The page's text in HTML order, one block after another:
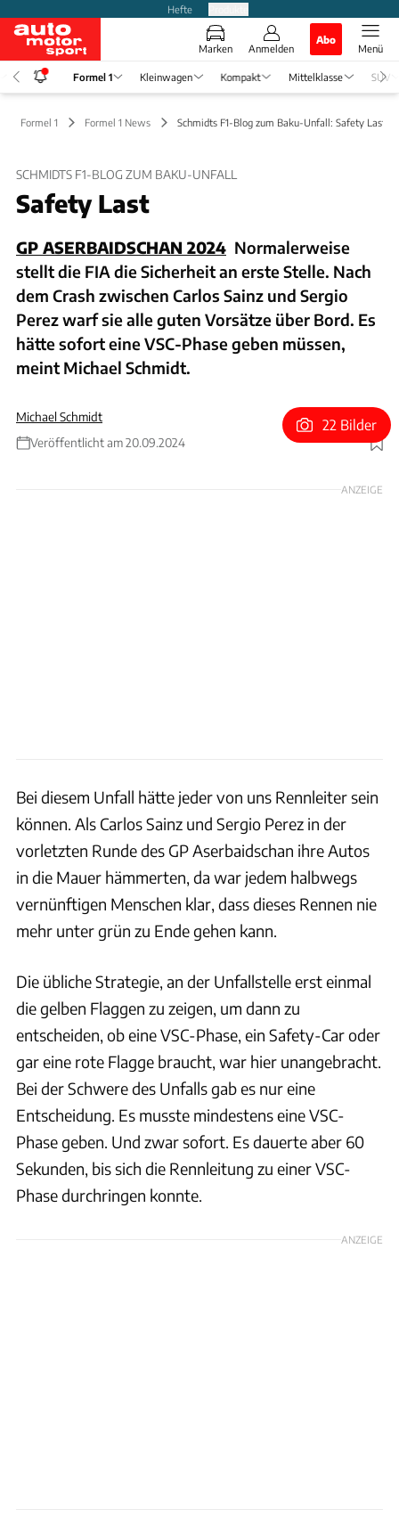
Hefte
Marken Anmelden
Abo
Menü
Formel 1 Kleinwagen Kompakt Mittelklasse SUV
Formel 1 Formel 1 News Schmidts F1-Blog zum Baku-Unfall: Safety Last
SCHMIDTS F1-BLOG ZUM BAKU-UNFALL
Safety Last
GP ASERBAIDSCHAN 2024 Normalerweise
stellt die FIA die Sicherheit an erste Stelle. Nach
dem Crash zwischen Carlos Sainz und Sergio
Perez warf sie alle guten Vorsätze über Bord. Es
hätte sofort eine VSC-Phase geben müssen,
meint Michael Schmidt.
Michael Schmidt
Veröffentlicht am 20.09.2024
Foto: Motorsport Images
22 Bilder
ANZEIGE
Bei diesem Unfall hätte jeder von uns Rennleiter sein
können. Als Carlos Sainz und Sergio Perez in der
vorletzten Runde des GP Aserbaidschan ihre Autos
in die Mauer hämmerten, da war jedem halbwegs
vernünftigen Menschen klar, dass dieses Rennen nie
mehr unter grün zu Ende gehen kann.
Die übliche Strategie, an der Unfallstelle erst einmal
die gelben Flaggen zu zeigen, um dann zu
entscheiden, ob eine VSC-Phase, ein Safety-Car oder
gar eine rote Flagge braucht, war hier unangebracht.
Bei der Schwere des Unfalls gab es nur eine
Entscheidung. Es musste mindestens eine VSC-
Phase geben. Und zwar sofort. Es dauerte aber 60
Sekunden, bis sich die Rennleitung zu einer VSC-
Phase durchringen konnte.
ANZEIGE